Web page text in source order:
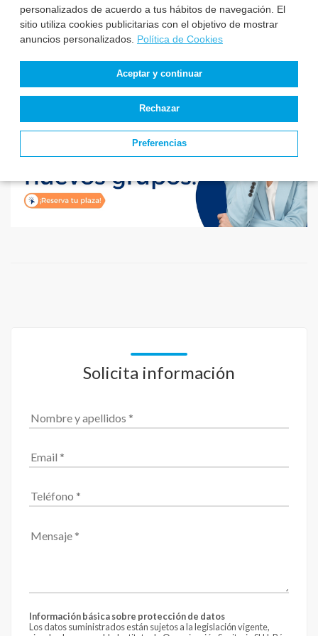
personalizados de acuerdo a tus hábitos de navegación. El
sitio utiliza cookies publicitarias con el objetivo de mostrar
anuncios personalizados. Política de Cookies
Aceptar y continuar
Rechazar
Preferencias
Auxiliar de Enfer...
Solicita información
Información básica sobre protección de datos
Los datos suministrados están sujetos a la legislación vigente,